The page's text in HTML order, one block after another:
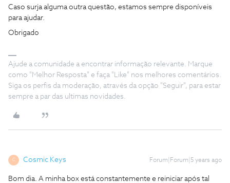
Caso surja alguma outra questão, estamos sempre disponíveis
para ajudar.
Obrigado
Ajude a comunidade a encontrar informação relevante. Marque
como "Melhor Resposta" e faça "Like" nos melhores comentários.
Siga os perfis da moderação, através da opção "Seguir", para estar
sempre a par das ultimas novidades.
C Cosmic Keys Forum|Forum|5 years ago
Bom dia. A minha box está constantemente e reiniciar após tal